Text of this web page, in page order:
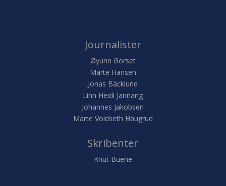
Journalister
Øyunn Gorset
Marte Hansen
Jonas Bäcklund
Linn Heidi Jannang
Johannes Jakobsen
Marte Voldseth Haugrud
Skribenter
Knut Buene